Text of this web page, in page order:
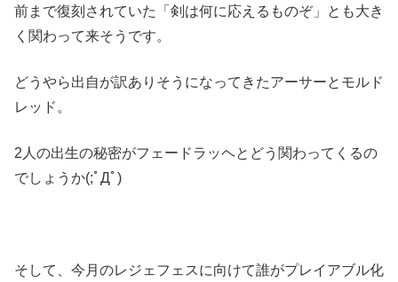
前まで復刻されていた「剣は何に応えるものぞ」とも大き
く関わって来そうです。
どうやら出自が訳ありそうになってきたアーサーとモルド
レッド。
2人の出生の秘密がフェードラッヘとどう関わってくるの
でしょうか(;ﾟДﾟ)
そして、今月のレジェフェスに向けて誰がプレイアブル化